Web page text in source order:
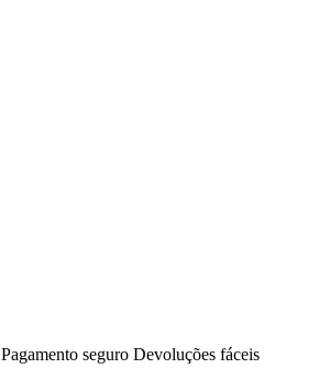
Pagamento seguro Devoluções fáceis